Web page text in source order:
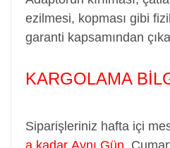
ezilmesi, kopması gibi
garanti kapsamından
KARGOLAMA
Siparişleriniz hafta içi
a kadar Aynı Gün,